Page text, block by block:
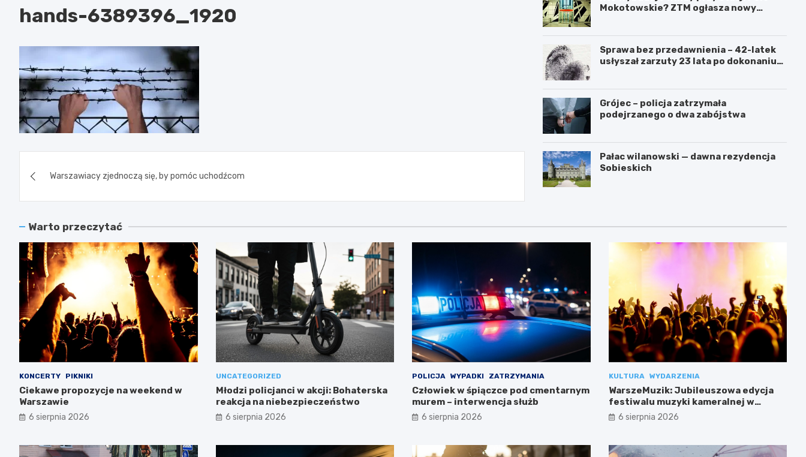
hands-6389396_1920
wpisuWarszawiacy zjednoczą się, by pomóc uchodźcom
Mokotowskie? ZTM ogłasza nowy
Sprawa bez przedawnienia – 42-latek
usłyszał zarzuty 23 lata po dokonaniu
Grójec – policja zatrzymała
podejrzanego o dwa zabójstwa
Pałac wilanowski — dawna rezydencja
Sobieskich
Warto przeczytać
KONCERTY PIKNIKI
Ciekawe propozycje na weekend w
Warszawie
6 sierpnia 2026
UNCATEGORIZED
Młodzi policjanci w akcji: Bohaterska
reakcja na niebezpieczeństwo
6 sierpnia 2026
POLICJA WYPADKI ZATRZYMANIA
Człowiek w śpiączce pod cmentarnym
murem – interwencja służb
6 sierpnia 2026
KULTURA WYDARZENIA
WarszeMuzik: Jubileuszowa edycja
festiwalu muzyki kameralnej w
Warszawie
6 sierpnia 2026